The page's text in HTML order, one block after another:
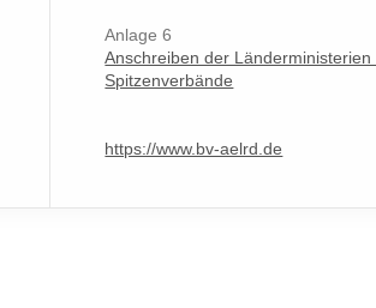
Anlage 6
Anschreiben der
Spitzenverbände
https://www.bv-aelrd.de